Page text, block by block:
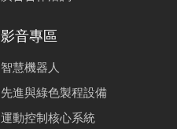
影音專區
智慧機器人
先進與綠色製程設備
運動控制核心系統